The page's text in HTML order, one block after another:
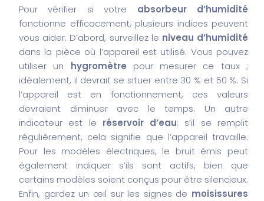
Pour vérifier si votre absorbeur d’humidité
fonctionne efficacement, plusieurs indices peuvent
vous aider. D’abord, surveillez le niveau d’humidité
dans la pièce où l’appareil est utilisé. Vous pouvez
utiliser un hygromètre pour mesurer ce taux ;
idéalement, il devrait se situer entre 30 % et 50 %. Si
l’appareil est en fonctionnement, ces valeurs
devraient diminuer avec le temps. Un autre
indicateur est le réservoir d’eau; s’il se remplit
régulièrement, cela signifie que l’appareil travaille.
Pour les modèles électriques, le bruit émis peut
également indiquer s’ils sont actifs, bien que
certains modèles soient conçus pour être silencieux.
Enfin, gardez un œil sur les signes de moisissures